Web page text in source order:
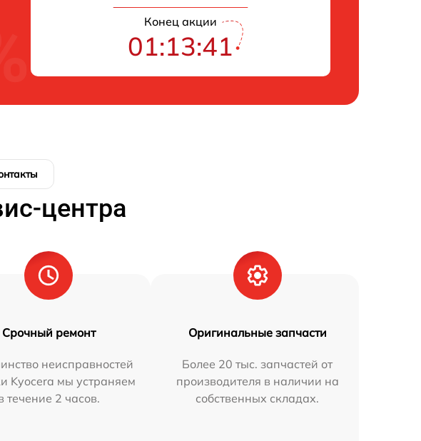
Конец акции
01:13:40
центра
Срочный ремонт
неисправностей
Kyocera мы устраняем
течение 2 часов.
Оригинальные запчасти
Более 20 тыс. запчастей от
производителя в наличии на
собственных складах.